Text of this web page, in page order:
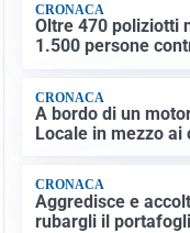
CRONACA
Oltre 470 poliziotti
1.500 persone
CRONACA
A bordo di un
Locale in mezzo
CRONACA
Aggredisce e
rubargli il